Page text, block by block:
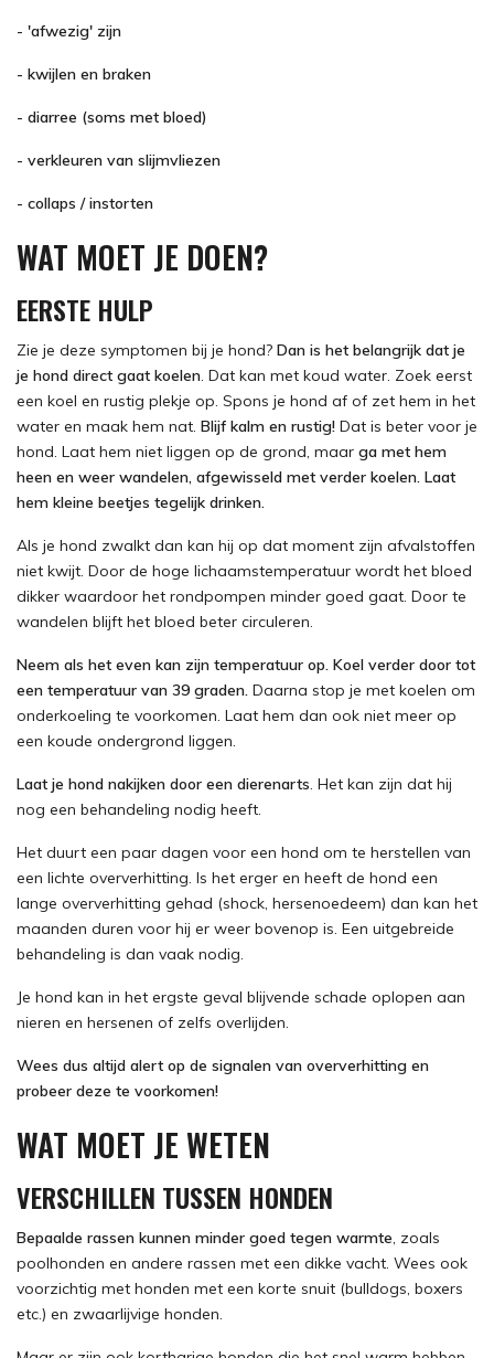
- 'afwezig' zijn
- kwijlen en braken
- diarree (soms met bloed)
- verkleuren van slijmvliezen
- collaps / instorten
WAT MOET JE DOEN?
EERSTE HULP
Zie je deze symptomen bij je hond? Dan is het belangrijk dat je
je hond direct gaat koelen. Dat kan met koud water. Zoek eerst
een koel en rustig plekje op. Spons je hond af of zet hem in het
water en maak hem nat. Blijf kalm en rustig! Dat is beter voor je
hond. Laat hem niet liggen op de grond, maar ga met hem
heen en weer wandelen, afgewisseld met verder koelen. Laat
hem kleine beetjes tegelijk drinken.
Als je hond zwalkt dan kan hij op dat moment zijn afvalstoffen
niet kwijt. Door de hoge lichaamstemperatuur wordt het bloed
dikker waardoor het rondpompen minder goed gaat. Door te
wandelen blijft het bloed beter circuleren.
Neem als het even kan zijn temperatuur op. Koel verder door tot
een temperatuur van 39 graden. Daarna stop je met koelen om
onderkoeling te voorkomen. Laat hem dan ook niet meer op
een koude ondergrond liggen.
Laat je hond nakijken door een dierenarts. Het kan zijn dat hij
nog een behandeling nodig heeft.
Het duurt een paar dagen voor een hond om te herstellen van
een lichte oververhitting. Is het erger en heeft de hond een
lange oververhitting gehad (shock, hersenoedeem) dan kan het
maanden duren voor hij er weer bovenop is. Een uitgebreide
behandeling is dan vaak nodig.
Je hond kan in het ergste geval blijvende schade oplopen aan
nieren en hersenen of zelfs overlijden.
Wees dus altijd alert op de signalen van oververhitting en
probeer deze te voorkomen!
WAT MOET JE WETEN
VERSCHILLEN TUSSEN HONDEN
Bepaalde rassen kunnen minder goed tegen warmte, zoals
poolhonden en andere rassen met een dikke vacht. Wees ook
voorzichtig met honden met een korte snuit (bulldogs, boxers
etc.) en zwaarlijvige honden.